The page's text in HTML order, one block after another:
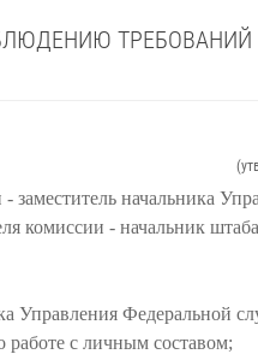
ТРЕБОВАНИЙ
- заместитель начальника
комиссии - начальник
Управления Федеральной
работе с личным составом;